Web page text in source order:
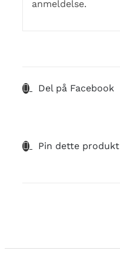
anmeldelse.
Del på Facebook
Pin dette produkt